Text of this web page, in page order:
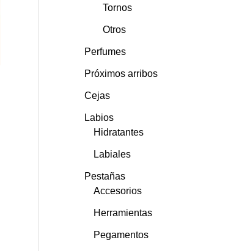
Tornos
Otros
Perfumes
Próximos arribos
Cejas
Labios
Hidratantes
Labiales
Pestañas
Accesorios
Herramientas
Pegamentos